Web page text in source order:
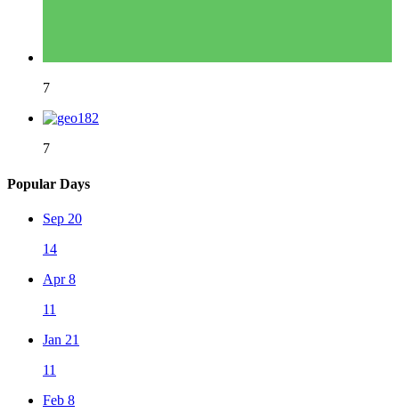
7
7
Popular Days
Sep 20
14
Apr 8
11
Jan 21
11
Feb 8